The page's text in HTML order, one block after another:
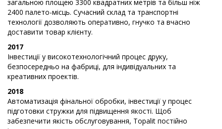
загальною площею 3300 квадратних метрів та більш ніж
2400 палето-місць. Сучасний склад та транспортні
технології дозволяють оперативно, гнучко та вчасно
доставити товар клієнту.
2017
Інвестиції у високотехнологічний процес друку,
безпосередньо на фабриці, для індивідуальних та
креативних проектів.
2018
Автоматизація фінальної обробки, інвестиції у процес
підготовки стружки для підвищення якості. Щоб
забезпечити якість обслуговування, Topalit постійно